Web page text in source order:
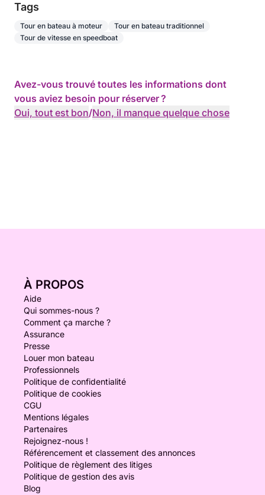
Tags
Tour en bateau à moteur
Tour en bateau traditionnel
Tour de vitesse en speedboat
Avez-vous trouvé toutes les informations dont
vous aviez besoin pour réserver ?
Oui, tout est bon/Non, il manque quelque chose
À PROPOS
Aide
Qui sommes-nous ?
Comment ça marche ?
Assurance
Presse
Louer mon bateau
Professionnels
Politique de confidentialité
Politique de cookies
CGU
Mentions légales
Partenaires
Rejoignez-nous !
Référencement et classement des annonces
Politique de règlement des litiges
Politique de gestion des avis
Blog